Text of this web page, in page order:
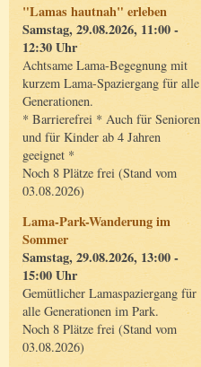
"Lamas hautnah" erleben
Samstag, 29.08.2026, 11:00 -
12:30 Uhr
Achtsame Lama-Begegnung mit
kurzem Lama-Spaziergang für alle
Generationen.
* Barrierefrei * Auch für Senioren
und für Kinder ab 4 Jahren
geeignet *
Noch 8 Plätze frei (Stand vom
03.08.2026)
Lama-Park-Wanderung im
Sommer
Samstag, 29.08.2026, 13:00 -
15:00 Uhr
Gemütlicher Lamaspaziergang für
alle Generationen im Park.
Noch 8 Plätze frei (Stand vom
03.08.2026)